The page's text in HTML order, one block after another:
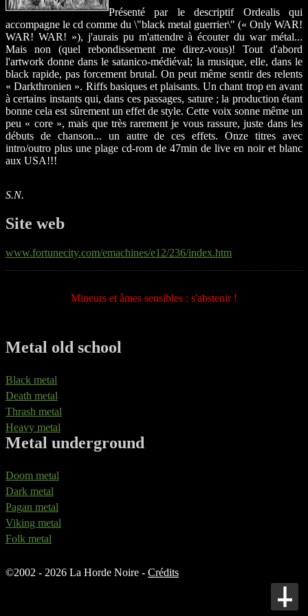
Présenté par le descriptif Ordealis qui
accompagne le cd comme du \"black metal guerrier\" (« Only WAR!
WAR! WAR! »), j'aurais pu m'attendre à écouter du war métal...
Mais non (quel rebondissement me direz-vous)! Tout d'abord
l'artwork donne dans le satanico-médiéval; la musique, elle, dans le
black rapide, pas forcement brutal. On peut même sentir des relents
« Darkthronien ». Riffs basiques et plaisants. Un chant trop en avant
à certains instants qui, dans ces passages, sature ; la production étant
bonne cela est sûrement un effet de style. Cette voix sonne même un
peu « core », mais que très rarement je vous rassure, juste dans les
débuts de chanson... un autre de ces effets. Onze titres avec
intro/outro plus une plage cd-rom de 47min de live en noir et blanc
aux USA!!!
S.N.
Site web
www.fortunecity.com/emachines/e12/236/index.htm
Mineurs et âmes sensibles : s'abstenir !
Metal old school
Black metal
Death metal
Thrash metal
Heavy metal
Metal underground
Doom metal
Dark metal
Pagan metal
Viking metal
Folk metal
©2002 - 2026 La Horde Noire - Crédits